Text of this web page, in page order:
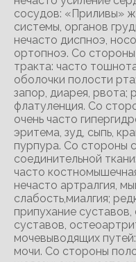
сосудов: «Приливы»
системы, органов
нечасто диспноэ,
ортопноэ. Со
тракта: часто
оболочки полости
запор, диарея, рвота;
флатуленция. Со
очень часто
эритема, зуд, сыпь,
пурпура. Со стороны
соединительной
часто
нечасто артралгия,
слабость,миалгия;
припухание
суставов,
мочевыводящих
мочи. Со стороны